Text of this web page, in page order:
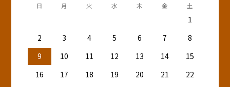
日 月 火 水 木 金 土
1
2
3 4 5 6 7
8
9
10 11 12 13 14
15
16
17 18 19 20 21
22